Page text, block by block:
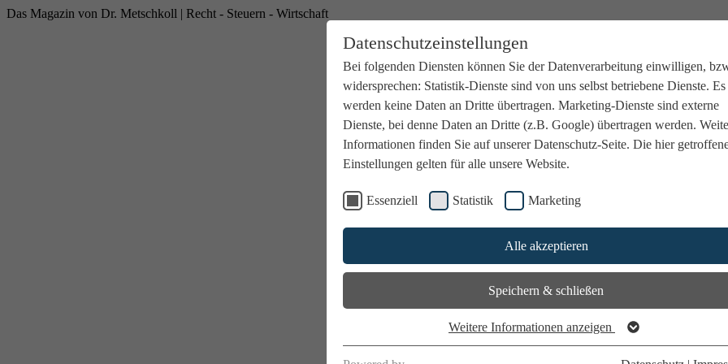
Datenschutzeinstellungen
Bei folgenden Diensten können Sie der Datenverarbeitung einwilligen,
widersprechen: Statistik-Dienste sind von uns selbst betriebene Dienste. Es
werden keine Daten an Dritte übertragen. Marketing-Dienste sind externe
Dienste, bei denne Daten an Dritte (z.B. Google) übertragen werden.
Informationen finden Sie auf unserer Datenschutz-Seite. Die hier
Einstellungen gelten für alle unsere Website.
Essenziell Statistik Marketing
Alle akzeptieren
Speichern & schließen
Weitere Informationen anzeigen
Das Magazin von Dr. Metschkoll | Recht - Steuern - Wirtschaft